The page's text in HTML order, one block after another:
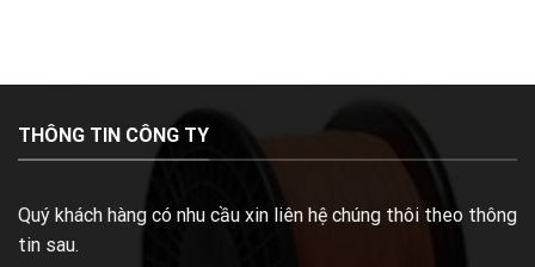
THÔNG TIN CÔNG TY
Quý khách hàng có nhu cầu xin liên hệ chúng thôi theo thông
tin sau.